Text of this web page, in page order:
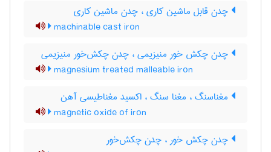
چدن قابل ماشین کاری ، چدن ماشین کاری
machinable cast iron
چدن چکش خور منیزیمی ، چدن چکش‌خور منیزیمی
magnesium treated malleable iron
مغناسنگ ، مغنا سنگ ، اکسید مغناطیسی آهن
magnetic oxide of iron
چدن چکش خور ، چدن چکش‌خور